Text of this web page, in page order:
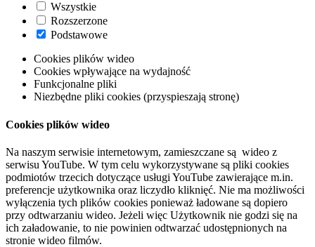
Wszystkie
Rozszerzone
Podstawowe
Cookies plików wideo
Cookies wpływające na wydajność
Funkcjonalne pliki
Niezbędne pliki cookies (przyspieszają stronę)
Cookies plików wideo
Na naszym serwisie internetowym, zamieszczane są wideo z
serwisu YouTube. W tym celu wykorzystywane są pliki cookies
podmiotów trzecich dotyczące usługi YouTube zawierające m.in.
preferencje użytkownika oraz liczydło kliknięć. Nie ma możliwości
wyłączenia tych plików cookies ponieważ ładowane są dopiero
przy odtwarzaniu wideo. Jeżeli więc Użytkownik nie godzi się na
ich załadowanie, to nie powinien odtwarzać udostępnionych na
stronie wideo filmów.